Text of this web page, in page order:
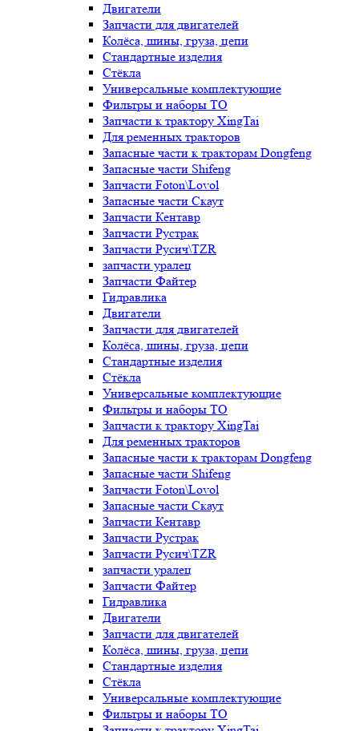
Двигатели
Запчасти для двигателей
Колёса, шины, груза, цепи
Стандартные изделия
Стёкла
Универсальные комплектующие
Фильтры и наборы ТО
Запчасти к трактору XingTai
Для ременных тракторов
Запасные части к тракторам Dongfeng
Запасные части Shifeng
Запчасти Foton\Lovol
Запасные части Скаут
Запчасти Кентавр
Запчасти Рустрак
Запчасти Русич\TZR
запчасти уралец
Запчасти Файтер
Гидравлика
Двигатели
Запчасти для двигателей
Колёса, шины, груза, цепи
Стандартные изделия
Стёкла
Универсальные комплектующие
Фильтры и наборы ТО
Запчасти к трактору XingTai
Для ременных тракторов
Запасные части к тракторам Dongfeng
Запасные части Shifeng
Запчасти Foton\Lovol
Запасные части Скаут
Запчасти Кентавр
Запчасти Рустрак
Запчасти Русич\TZR
запчасти уралец
Запчасти Файтер
Гидравлика
Двигатели
Запчасти для двигателей
Колёса, шины, груза, цепи
Стандартные изделия
Стёкла
Универсальные комплектующие
Фильтры и наборы ТО